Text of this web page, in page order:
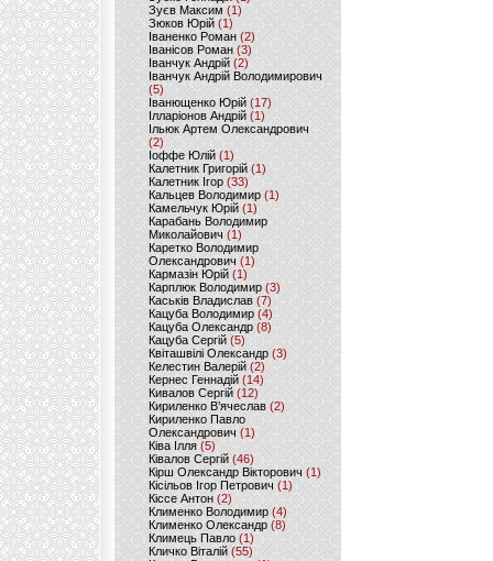
Зуєв Максим(1)
Зюков Юрій (1)
Іваненко Роман (2)
Іванісов Роман (3)
Іванчук Андрій(2)
Іванчук Андрій Володимирович
(5)
Іванющенко Юрій (17)
Ілларіонов Андрій (1)
Ільюк Артем Олександрович
(2)
Іоффе Юлій (1)
Калетник Григорій(1)
Калетник Ігор (33)
Кальцев Володимир(1)
Камельчук Юрій (1)
Карабань Володимир
Миколайович (1)
Каретко Володимир
Олександрович (1)
Кармазін Юрій(1)
Карплюк Володимир(3)
Каськів Владислав (7)
Кацуба Володимир (4)
Кацуба Олександр (8)
Кацуба Сергій (5)
Квіташвілі Олександр(3)
Келестин Валерій(2)
Кернес Геннадій (14)
Кивалов Сергій (12)
Кириленко В’ячеслав (2)
Кириленко Павло
Олександрович (1)
Ківа Ілля (5)
Ківалов Сергій(46)
Кірш Олександр Вікторович (1)
Кісільов Ігор Петрович (1)
Кіссе Антон (2)
Клименко Володимир(4)
Клименко Олександр (8)
Климець Павло (1)
Кличко Віталій(55)